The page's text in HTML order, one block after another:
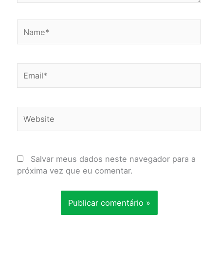
Salvar meus dados neste navegador para a
próxima vez que eu comentar.